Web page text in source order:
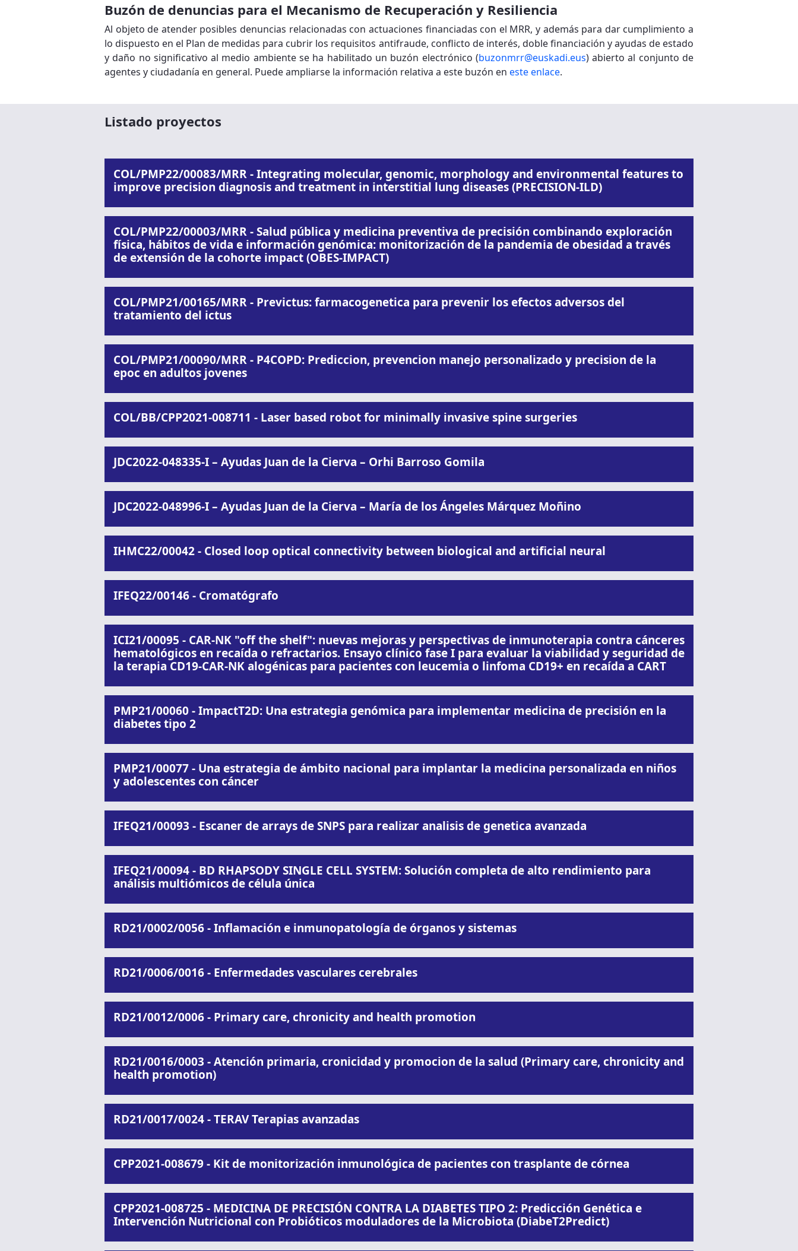
Buzón de denuncias para el Mecanismo de Recuperación y Resiliencia
Al objeto de atender posibles denuncias relacionadas con actuaciones financiadas con el MRR, y además para dar cumplimiento a
lo dispuesto en el Plan de medidas para cubrir los requisitos antifraude, conflicto de interés, doble financiación y ayudas de estado
y daño no significativo al medio ambiente se ha habilitado un buzón electrónico (buzonmrr@euskadi.eus) abierto al conjunto de
agentes y ciudadanía en general. Puede ampliarse la información relativa a este buzón en este enlace.
Listado proyectos
COL/PMP22/00083/MRR - Integrating molecular, genomic, morphology and environmental features to
improve precision diagnosis and treatment in interstitial lung diseases (PRECISION-ILD)
COL/PMP22/00003/MRR - Salud pública y medicina preventiva de precisión combinando exploración
física, hábitos de vida e información genómica: monitorización de la pandemia de obesidad a través
de extensión de la cohorte impact (OBES-IMPACT)
COL/PMP21/00165/MRR - Previctus: farmacogenetica para prevenir los efectos adversos del
tratamiento del ictus
COL/PMP21/00090/MRR - P4COPD: Prediccion, prevencion manejo personalizado y precision de la
epoc en adultos jovenes
COL/BB/CPP2021-008711 - Laser based robot for minimally invasive spine surgeries
JDC2022-048335-I – Ayudas Juan de la Cierva – Orhi Barroso Gomila
JDC2022-048996-I – Ayudas Juan de la Cierva – María de los Ángeles Márquez Moñino
IHMC22/00042 - Closed loop optical connectivity between biological and artificial neural
IFEQ22/00146 - Cromatógrafo
ICI21/00095 - CAR-NK "off the shelf": nuevas mejoras y perspectivas de inmunoterapia contra cánceres
hematológicos en recaída o refractarios. Ensayo clínico fase I para evaluar la viabilidad y seguridad de
la terapia CD19-CAR-NK alogénicas para pacientes con leucemia o linfoma CD19+ en recaída a CART
PMP21/00060 - ImpactT2D: Una estrategia genómica para implementar medicina de precisión en la
diabetes tipo 2
PMP21/00077 - Una estrategia de ámbito nacional para implantar la medicina personalizada en niños
y adolescentes con cáncer
IFEQ21/00093 - Escaner de arrays de SNPS para realizar analisis de genetica avanzada
IFEQ21/00094 - BD RHAPSODY SINGLE CELL SYSTEM: Solución completa de alto rendimiento para
análisis multiómicos de célula única
RD21/0002/0056 - Inflamación e inmunopatología de órganos y sistemas
RD21/0006/0016 - Enfermedades vasculares cerebrales
RD21/0012/0006 - Primary care, chronicity and health promotion
RD21/0016/0003 - Atención primaria, cronicidad y promocion de la salud (Primary care, chronicity and
health promotion)
RD21/0017/0024 - TERAV Terapias avanzadas
CPP2021-008679 - Kit de monitorización inmunológica de pacientes con trasplante de córnea
CPP2021-008725 - MEDICINA DE PRECISIÓN CONTRA LA DIABETES TIPO 2: Predicción Genética e
Intervención Nutricional con Probióticos moduladores de la Microbiota (DiabeT2Predict)